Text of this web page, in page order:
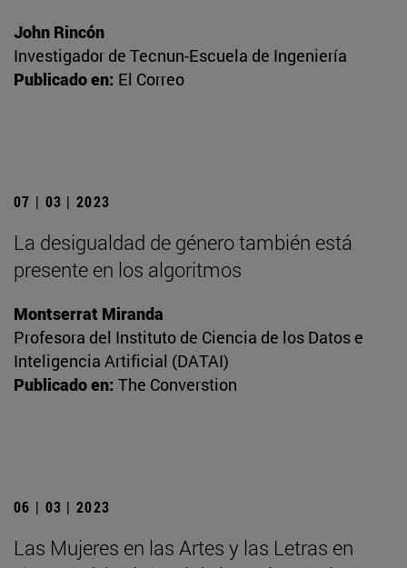
John Rincón
Investigador de Tecnun-Escuela de Ingeniería
Publicado en: El Correo
07 | 03 | 2023
La desigualdad de género también está
presente en los algoritmos
Montserrat Miranda
Profesora del Instituto de Ciencia de los Datos e
Inteligencia Artificial (DATAI)
Publicado en: The Converstion
06 | 03 | 2023
Las Mujeres en las Artes y las Letras en